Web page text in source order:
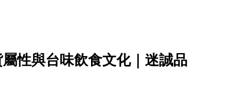
性與台味飲食文化｜迷誠品